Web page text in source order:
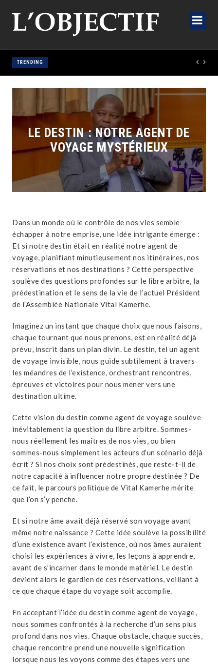
TRENDING Génocost 2026 : la mémoire comme rempart, la justice
LE DESTIN : NOTRE AGENT DE
VOYAGE MYSTÉRIEUX
Dans un monde où le contrôle de nos vies semble
échapper à notre emprise, une idée intrigante émerge :
Et si notre destin était en réalité notre agent de
voyage, planifiant minutieusement nos itinéraires, nos
réservations et nos destinations ? Cette perspective
soulève des questions profondes sur le libre arbitre, la
prédestination et le sens de la vie de l’actuel Président
de l’Assemblée Nationale Vital Kamerhe.
Imaginez un instant que chaque choix que nous faisons,
chaque tournant que nous prenons, est en réalité déjà
prévu, inscrit dans un plan divin. Le destin, tel un agent
de voyage invisible, nous guide subtilement à travers
les méandres de l’existence, orchestrant rencontres,
épreuves et victoires pour nous mener vers une
destination ultime.
Cette vision du destin comme agent de voyage soulève
inévitablement la question du libre arbitre. Sommes-
nous réellement les maîtres de nos vies, ou bien
sommes-nous simplement les acteurs d’un scénario déjà
écrit ? Si nos choix sont prédestinés, que reste-t-il de
notre capacité à influencer notre propre destinée ? De
ce fait, le parcours politique de Vital Kamerhe mérite
que l’on s’y penche.
Et si notre âme avait déjà réservé son voyage avant
même notre naissance ? Cette idée soulève la possibilité
d’une existence avant l’existence, où nos âmes auraient
choisi les expériences à vivre, les leçons à apprendre,
avant de s’incarner dans le monde matériel. Le destin
devient alors le gardien de ces réservations, veillant à
ce que chaque étape du voyage soit accomplie.
En acceptant l’idée du destin comme agent de voyage,
nous sommes confrontés à la recherche d’un sens plus
profond dans nos vies. Chaque obstacle, chaque succès,
chaque rencontre prend une nouvelle signification
lorsque nous les voyons comme des étapes vers une